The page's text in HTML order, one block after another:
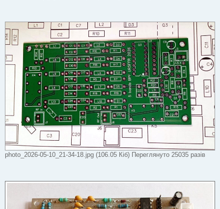
photo_2026-05-10_21-34-18.jpg (106.05 Кіб) Переглянуто 25035 разів